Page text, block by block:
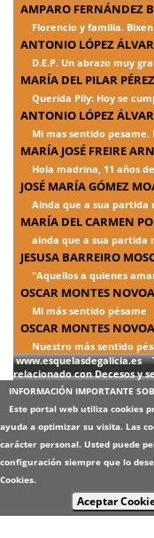
AMPARO FERNÁNDEZ
Florencio y familia.
ANTONIO LÓPEZ
D.E.P. Un abrazo muy
MARÍA DEL PILAR
Querida Pily: Hoy se
ANTONIO LÓPEZ
Mi mas sentido pesame.
MARÍA JOSÉ FREIRE
Hola madrina, 11 años
JOSÉ MARÍA GÓMEZ
Ainda que a sua partida
MARÍA DEL CARMEN
ainda que a sua partida
JESUSA BARREIRO
"Aquellos a quienes
OSCAR MONTES NOVOA
Mi más sentido pésame
OSCAR MONTES NOVOA
Nuestro más sentido
www.esquelasdegalicia.es
relacionado con Decesos y
INFORMACIÓN IMPORTANTE
Este portal web utiliza cookies
ayuda a optimizar su visita. Las
carácter personal. Usted puede
configuración siempre que lo
Cookies.